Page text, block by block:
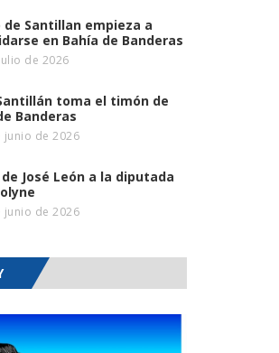
de Santillan empieza a
en Bahía de Banderas
de 2026
toma el timón de
Banderas
junio de 2026
José León a la diputada
junio de 2026